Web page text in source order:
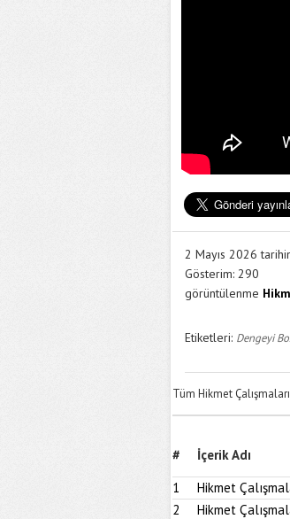
2 Mayıs 2026
Gösterim: 290
görüntülenme
Etiketleri: Dengeyi
Tüm Hikmet Çalışmaları
# İçerik Adı
1
Hikmet
2
Hikmet